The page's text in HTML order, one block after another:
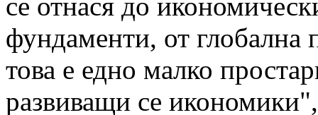
фундаменти, от глобална
това е едно малко
развиващи се